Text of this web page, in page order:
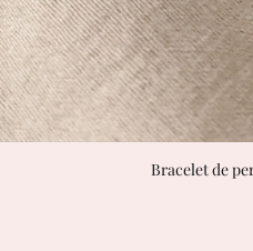
Bracelet de